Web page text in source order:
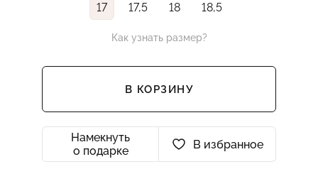
17 17,5 18 18,5
Как узнать размер?
В КОРЗИНУ
Намекнуть
о подарке
В избранное